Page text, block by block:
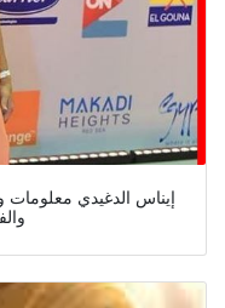
إيناس الدغيدي